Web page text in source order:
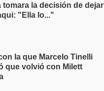
tomara la decisión de dejar
"Ella lo..."
la que Marcelo Tinelli
que volvió con Milett